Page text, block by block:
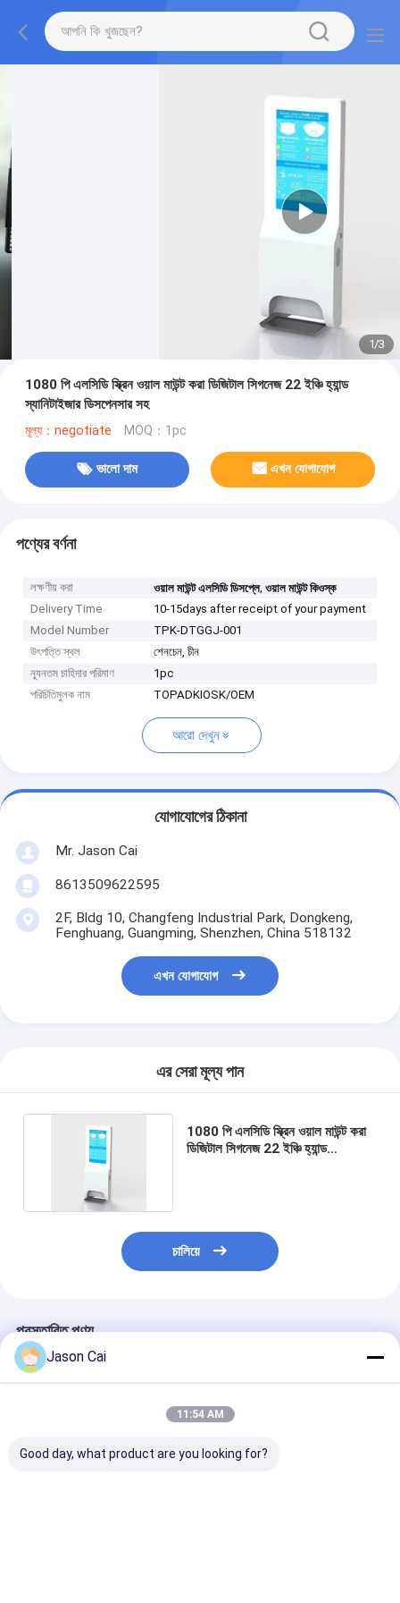
1/3
1080 পি এলসিডি স্ক্রিন ওয়াল মাউন্ট করা ডিজিটাল সিগনেজ 22 ইঞ্চি হ্যান্ড
স্যানিটাইজার ডিসপেনসার সহ
মূল্য：negotiate MOQ：1pc
ভালো দাম এখন যোগাযোগ
পণ্যের বর্ণনা
লক্ষণীয় করা ওয়াল মাউন্ট এলসিডি ডিসপ্লে,ওয়াল মাউন্ট কিওস্ক
Delivery Time
10-15days after receipt of your payment
Model Number
TPK-DTGGJ-001
উৎপত্তি স্থল
শেনচেন, চীন
ন্যূনতম চাহিদার পরিমাণ
1pc
পরিচিতিমুলক নাম
TOPADKIOSK/OEM
আরো দেখুন
যোগাযোগের ঠিকানা
Mr. Jason Cai
8613509622595
2F, Bldg 10, Changfeng Industrial Park, Dongkeng,
Fenghuang, Guangming, Shenzhen, China 518132
এখন যোগাযোগ
এর সেরা মূল্য পান
1080 পি এলসিডি স্ক্রিন ওয়াল মাউন্ট করা
ডিজিটাল সিগনেজ 22 ইঞ্চি হ্যান্ড
চালিয়ে
প্রস্তাবিত পণ্য
Jason Cai
11:54 AM
Good day, what product are you looking for?